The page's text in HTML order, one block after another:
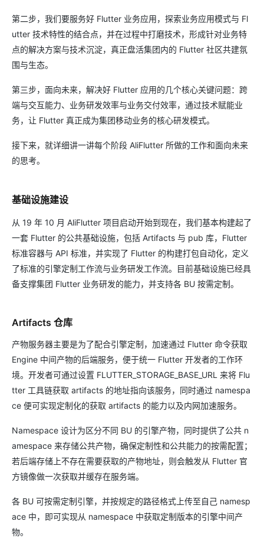
第二步，我们要服务好 Flutter 业务应用，探索业务应用模式与 Fl
utter 技术特性的结合点，并在过程中打磨技术，形成针对业务特
点的解决方案与技术沉淀，真正盘活集团内的 Flutter 社区共建氛
围与生态。
第三步，面向未来，解决好 Flutter 应用的几个核心关键问题：跨
端与交互能力、业务研发效率与业务交付效率，通过技术赋能业
务，让 Flutter 真正成为集团移动业务的核心研发模式。
接下来，就详细讲一讲每个阶段 AliFlutter 所做的工作和面向未来
的思考。
基础设施建设
从 19 年 10 月 AliFlutter 项目启动开始到现在，我们基本构建起了
一套 Flutter 的公共基础设施，包括 Artifacts 与 pub 库，Flutter
标准容器与 API 标准，并实现了 Flutter 的构建打包自动化，定义
了标准的引擎定制工作流与业务研发工作流。目前基础设施已经具
备支撑集团 Flutter 业务研发的能力，并支持各 BU 按需定制。
Artifacts 仓库
产物服务器主要是为了配合引擎定制，加速通过 Flutter 命令获取
Engine 中间产物的后端服务，便于统一 Flutter 开发者的工作环
境。开发者可通过设置 FLUTTER_STORAGE_BASE_URL 来将 Flu
tter 工具链获取 artifacts 的地址指向该服务，同时通过 namespa
ce 便可实现定制化的获取 artifacts 的能力以及内网加速服务。
Namespace 设计为区分不同 BU 的引擎产物，同时提供了公共 n
amespace 来存储公共产物，确保定制性和公共能力的按需配置；
若后端存储上不存在需要获取的产物地址，则会触发从 Flutter 官
方镜像做一次获取并缓存在服务端。
各 BU 可按需定制引擎，并按规定的路径格式上传至自己 namesp
ace 中，即可实现从 namespace 中获取定制版本的引擎中间产
物。